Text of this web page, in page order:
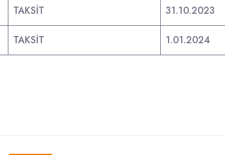
TAKSİT 31.10.2023
TAKSİT 1.01.2024